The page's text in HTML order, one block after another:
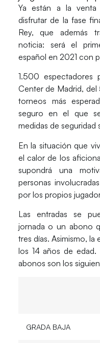
Ya están a la
disfrutar de lafase
Rey,que además
noticia: será el
español en 2021 con
1.500 espectadores
Centerde Madrid,
torneos más
seguro en el que
medidas de seguridad
En la situación que
el calor de los
supondrá una
personas
por los propios
Las entradas se
jornada o un abono
tres días. Asimismo, la
los 14 años de edad.
abonos son los
GRADA BAJA